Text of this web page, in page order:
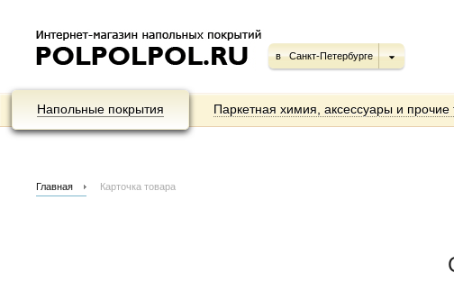
в Санкт-Петербурге
Напольные покрытия Паркетная химия, аксессуары и прочие
Главная Карточка товара